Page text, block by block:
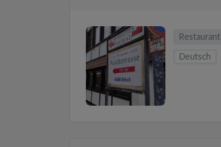
Restaurant
Deutsch